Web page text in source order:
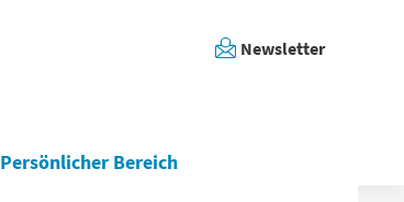
Newsletter
Persönlicher Bereich